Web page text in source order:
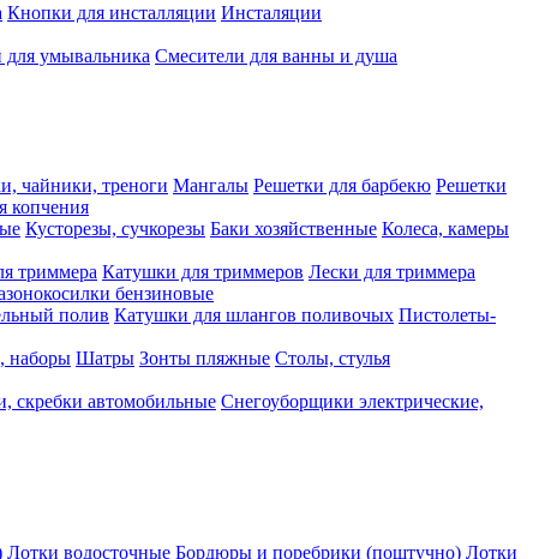
Кнопки для инсталляции Инсталяции
для умывальника Смесители для ванны и душа
чайники, треноги Мангалы Решетки для барбекю Решетки
копчения
Кусторезы, сучкорезы Баки хозяйственные Колеса, камеры
триммера Катушки для триммеров Лески для триммера
бензиновые
полив Катушки для шлангов поливочых Пистолеты-
наборы Шатры Зонты пляжные Столы, стулья
скребки автомобильные Снегоуборщики электрические,
Лотки водосточные Бордюры и поребрики (поштучно) Лотки